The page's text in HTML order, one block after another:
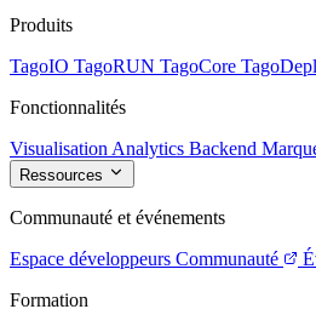
Produits
TagoIO TagoRUN TagoCore
Fonctionnalités
Visualisation Analytics Backend
Ressources
Communauté et événements
Espace développeurs Communauté
Formation